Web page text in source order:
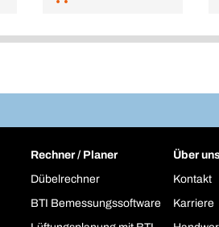
Rechner / Planer
Dübelrechner
BTI Bemessungssoftware
Über
Kontakt
Karriere